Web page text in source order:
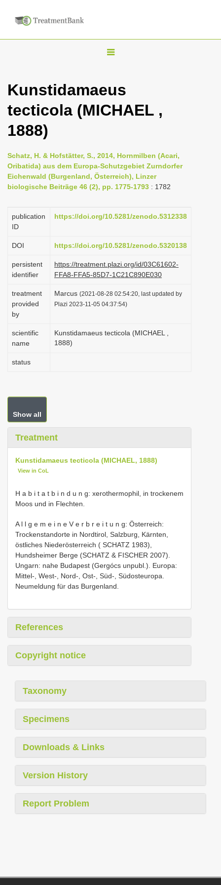
T
g
l
v
i
g
t
o
Kunstidamaeus
tecticola (MICHAEL ,
1888)
Schatz, H. & Hofstätter, S., 2014, Hornmilben (Acari,
Oribatida) aus dem Europa-Schutzgebiet Zurndorfer
Eichenwald (Burgenland, Österreich), Linzer
biologische Beiträge 46 (2), pp. 1775-1793 : 1782
publication
ID
https://doi.org/10.5281/zenodo.5312338
DOI https://doi.org/10.5281/zenodo.5320138
persistent
identifier
https://treatment.plazi.org/id/03C61602-
FFA8-FFA5-85D7-1C21C890E030
treatment
provided
by
Marcus (2021-08-28 02:54:20, last updated by
Plazi 2023-11-05 04:37:54)
scientific
name
Kunstidamaeus tecticola (MICHAEL ,
1888)
status
Show all
Treatment
Kunstidamaeus tecticola (MICHAEL, 1888)
View in CoL
H a b i t a t b i n d u n g: xerothermophil, in trockenem
Moos und in Flechten.
A l l g e m e i n e V e r b r e i t u n g: Österreich:
Trockenstandorte in Nordtirol, Salzburg, Kärnten,
östliches Niederösterreich ( SCHATZ 1983),
Hundsheimer Berge (SCHATZ & FISCHER 2007).
Ungarn: nahe Budapest (Gergócs unpubl.). Europa:
Mittel-, West-, Nord-, Ost-, Süd-, Südosteuropa.
Neumeldung für das Burgenland.
References
Copyright notice
Taxonomy
Specimens
Downloads & Links
Version History
Report Problem